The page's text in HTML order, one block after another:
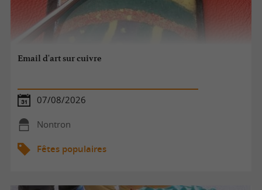
Email d'art sur cuivre
07/08/2026
Nontron
Fêtes populaires